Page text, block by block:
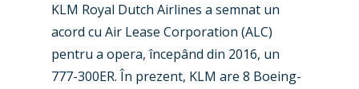
KLM Royal Dutch Airlines a semnat un
acord cu Air Lease Corporation (ALC)
pentru a opera, începând din 2016, un
777-300ER. În prezent, KLM are 8 Boeing-